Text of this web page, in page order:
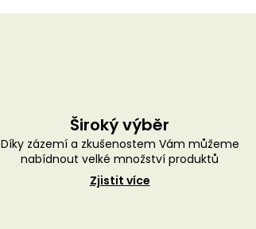
Široký výběr
Díky zázemí a zkušenostem Vám můžeme
nabídnout velké množství produktů
Zjistit více